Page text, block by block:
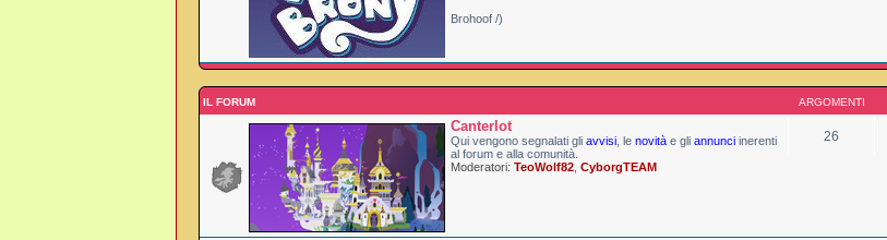
Brohoof /)
IL FORUM ARGOMENTI
Canterlot
Qui vengono segnalati gli avvisi , le novità e gli annunci inerenti
al forum e alla comunità.
Moderatori: TeoWolf82 CyborgTEAM
26